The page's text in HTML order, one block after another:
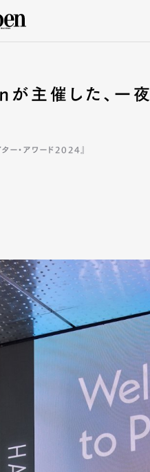
が主催した、一夜
ー・アワード2024』